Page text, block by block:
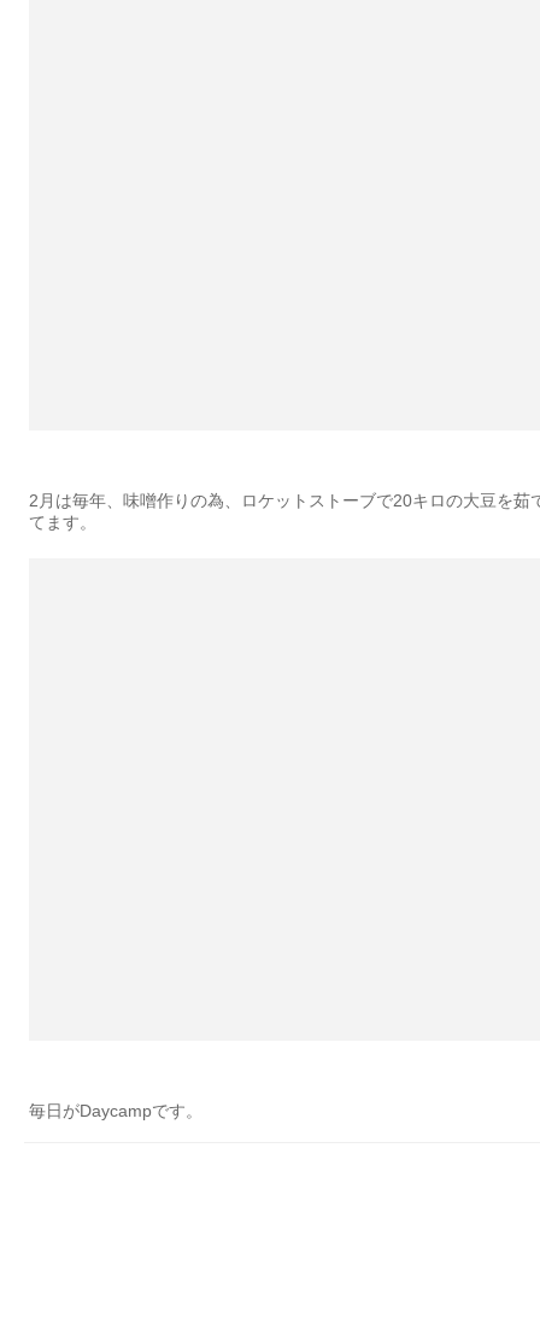
2月は毎年、味噌作りの為、ロケットストーブで20キロの大豆を茹
てます。
毎日がDaycampです。